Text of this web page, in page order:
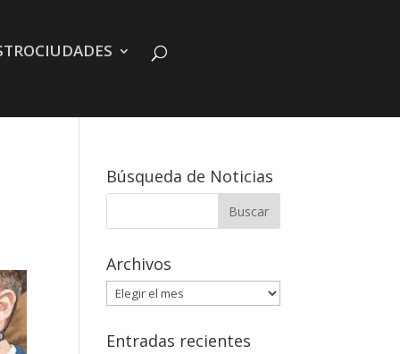
Búsqueda de Noticias
Archivos
Archivos
Entradas recientes